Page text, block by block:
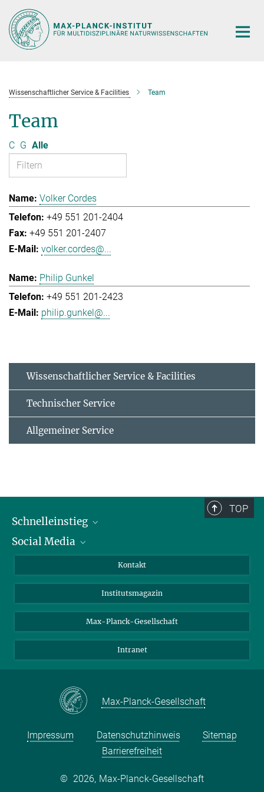
Hauptinhalt
Wissenschaftlicher Service & Facilities Team
Team
C G Alle
Volker Cordes
+49 551 201-2404
+49 551 201-2407
volker.cordes@...
Philip Gunkel
+49 551 201-2423
philip.gunkel@...
Wissenschaftlicher Service & Facilities
Technischer Service
Allgemeiner Service
TOP
Schnelleinstieg
Alumni
Fördernde
Schulen
Studierende
Social Media
Bluesky
Facebook
YouTube
Kontakt
Institutsmagazin
Max-Planck-Gesellschaft
Intranet
Max-Planck-Gesellschaft
Impressum Datenschutzhinweis
Sitemap
Barrierefreiheit
© 2026, Max-Planck-Gesellschaft